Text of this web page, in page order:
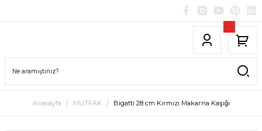
Anasayfa MUTFAK Bigatti 28 cm Kırmızı Makarna Kaşığı